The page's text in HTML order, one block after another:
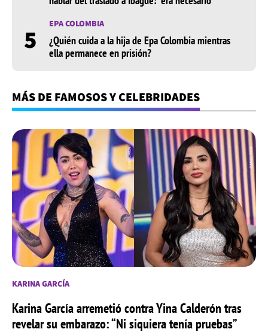
5 EPA COLOMBIA
¿Quién cuida a la hija de Epa Colombia mientras
ella permanece en prisión?
MÁS DE FAMOSOS Y CELEBRIDADES
KARINA GARCÍA
Karina García arremetió contra Yina Calderón tras
revelar su embarazo: “Ni siquiera tenía pruebas”